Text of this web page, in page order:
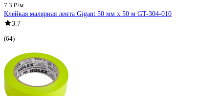
7.3 ₽/м
Клейкая малярная лента Gigant 50 мм х 50 м GT-304-010
3.7
(64)